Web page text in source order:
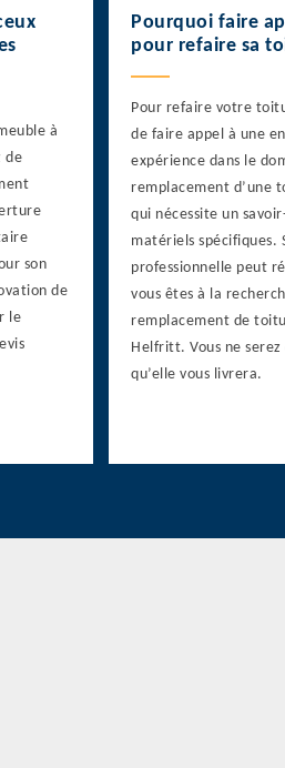
à
de
son
de
le
Pourquoi faire
pour refaire sa
Pour refaire votre
de faire appel à une
expérience dans le
remplacement d’une
qui nécessite un
matériels spécifiques.
professionnelle peut
vous êtes à la
remplacement de
Helfritt. Vous ne
qu’elle vous livrera.